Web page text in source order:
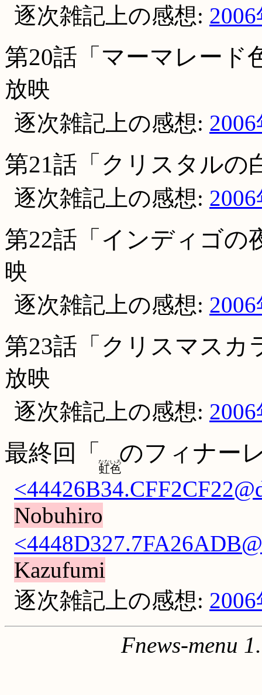
逐次雑記上の感想:
第20話「マーマレード
放映
逐次雑記上の感想:
第21話「クリスタルの
逐次雑記上の感想:
第22話「インディゴの
映
逐次雑記上の感想:
第23話「クリスマスカ
放映
逐次雑記上の感想:
最終回「
虹色
なないろのフィナー
Nobuhiro
Kazufumi
逐次雑記上の感想:
Fnews-menu